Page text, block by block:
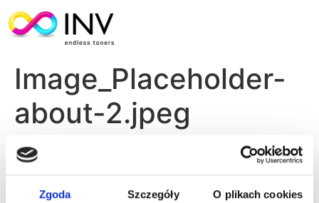
Zgoda Szczegóły O plikach cookies
Image_Placeholder-
about-2.jpeg